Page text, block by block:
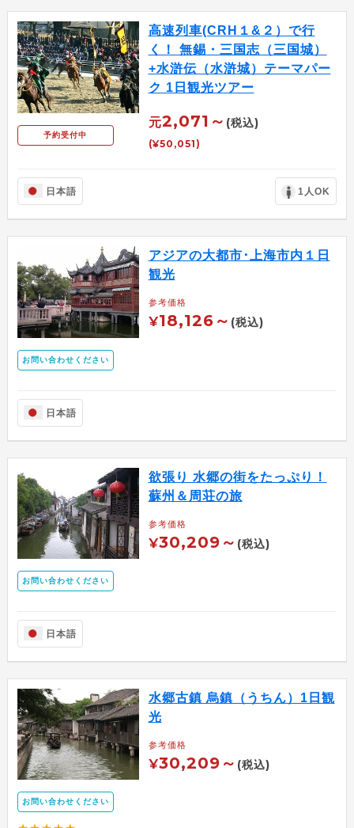
予約受付中
高速列車(CRH１&２）で行
く！ 無錫・三国志（三国城）
+水滸伝（水滸城）テーマパー
ク 1日観光ツアー
元2,071～ (税込)
(¥50,051)
日本語 1人OK
お問い合わせください
アジアの大都市･上海市内１日
観光
参考価格
¥18,126～ (税込)
日本語
お問い合わせください
欲張り 水郷の街をたっぷり！
蘇州＆周荘の旅
参考価格
¥30,209～ (税込)
日本語
お問い合わせください
水郷古鎮 烏鎮（うちん）1日観
光
参考価格
¥30,209～ (税込)